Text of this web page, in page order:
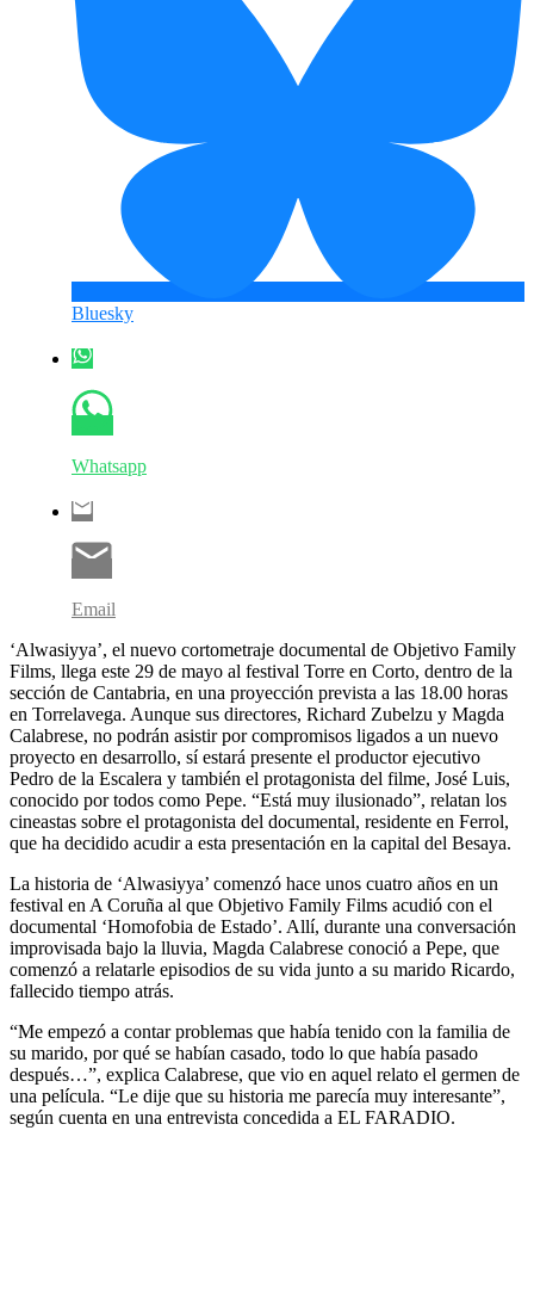
Bluesky
Whatsapp
Email
‘Alwasiyya’, el nuevo cortometraje documental de Objetivo Family
Films, llega este 29 de mayo al festival Torre en Corto, dentro de la
sección de Cantabria, en una proyección prevista a las 18.00 horas
en Torrelavega. Aunque sus directores, Richard Zubelzu y Magda
Calabrese, no podrán asistir por compromisos ligados a un nuevo
proyecto en desarrollo, sí estará presente el productor ejecutivo
Pedro de la Escalera y también el protagonista del filme, José Luis,
conocido por todos como Pepe. “Está muy ilusionado”, relatan los
cineastas sobre el protagonista del documental, residente en Ferrol,
que ha decidido acudir a esta presentación en la capital del Besaya.
La historia de ‘Alwasiyya’ comenzó hace unos cuatro años en un
festival en A Coruña al que Objetivo Family Films acudió con el
documental ‘Homofobia de Estado’. Allí, durante una conversación
improvisada bajo la lluvia, Magda Calabrese conoció a Pepe, que
comenzó a relatarle episodios de su vida junto a su marido Ricardo,
fallecido tiempo atrás.
“Me empezó a contar problemas que había tenido con la familia de
su marido, por qué se habían casado, todo lo que había pasado
después…”, explica Calabrese, que vio en aquel relato el germen de
una película. “Le dije que su historia me parecía muy interesante”,
según cuenta en una entrevista concedida a EL FARADIO.